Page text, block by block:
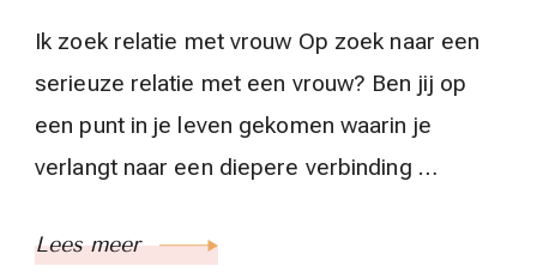
Ik zoek relatie met vrouw Op zoek naar een
serieuze relatie met een vrouw? Ben jij op
een punt in je leven gekomen waarin je
verlangt naar een diepere verbinding …
Lees meer